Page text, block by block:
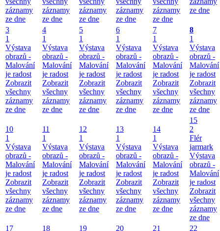
záznamy
ze dne
záznamy
ze dne
záznamy
ze dne
záznamy
ze dne
záznamy
ze dne
ze dne
3
1
Výstava
obrazů -
Malování
je radost
Zobrazit
všechny
záznamy
ze dne
4
1
Výstava
obrazů -
Malování
je radost
Zobrazit
všechny
záznamy
ze dne
5
1
Výstava
obrazů -
Malování
je radost
Zobrazit
všechny
záznamy
ze dne
6
1
Výstava
obrazů -
Malování
je radost
Zobrazit
všechny
záznamy
ze dne
7
1
Výstava
obrazů -
Malování
je radost
Zobrazit
všechny
záznamy
ze dne
8
1
Výstava
obrazů -
Malování
je radost
Zobrazit
všechny
záznamy
ze dne
10
1
Výstava
obrazů -
Malování
je radost
Zobrazit
všechny
záznamy
ze dne
11
1
Výstava
obrazů -
Malování
je radost
Zobrazit
všechny
záznamy
ze dne
12
1
Výstava
obrazů -
Malování
je radost
Zobrazit
všechny
záznamy
ze dne
13
1
Výstava
obrazů -
Malování
je radost
Zobrazit
všechny
záznamy
ze dne
14
1
Výstava
obrazů -
Malování
je radost
Zobrazit
všechny
záznamy
ze dne
15
2
Flér
jarmark
Výstava
obrazů -
Malování
je radost
Zobrazit
všechny
záznamy
ze dne
17
18 19 20 21 22